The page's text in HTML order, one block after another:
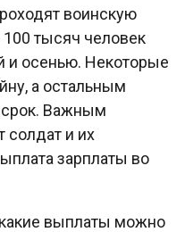
воинскую
тысяч человек
и осенью. Некоторые
а остальным
срок. Важным
солдат и их
зарплаты во
выплаты можно